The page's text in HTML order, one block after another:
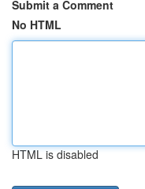
Submit a Comment
No HTML
HTML is disabled